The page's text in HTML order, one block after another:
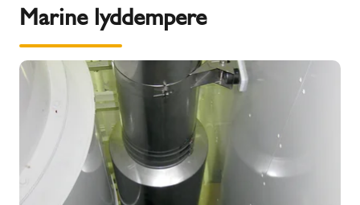
Marine lyddempere